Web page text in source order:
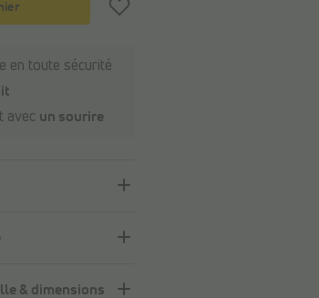
en toute sécurité
avec un sourire
& dimensions